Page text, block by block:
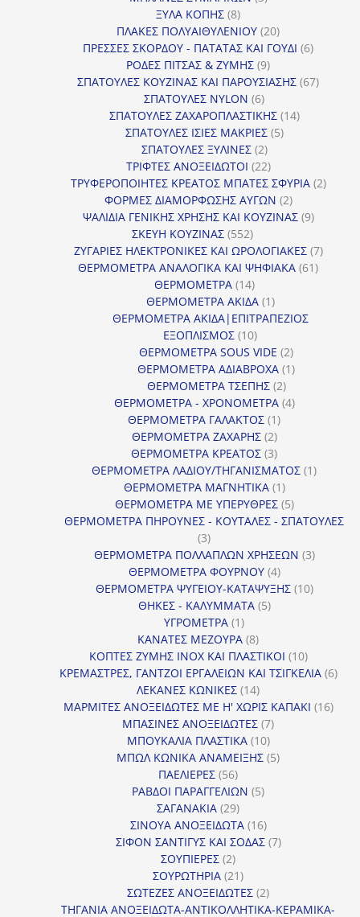
ΞΥΛΑ ΚΟΠΗΣ 88
προϊόντα
ΠΛΑΚΕΣ ΠΟΛΥΑΙΘΥΛΕΝΙΟΥ 2020
προϊόντα
ΠΡΕΣΣΕΣ ΣΚΟΡΔΟΥ - ΠΑΤΑΤΑΣ ΚΑΙ ΓΟΥΔΙ 66
ΡΟΔΕΣ ΠΙΤΣΑΣ & ΖΥΜΗΣ 99
προϊόντα
ΣΠΑΤΟΥΛΕΣ ΚΟΥΖΙΝΑΣ ΚΑΙ ΠΑΡΟΥΣΙΑΣΗΣ 6767
ΣΠΑΤΟΥΛΕΣ NYLON 66
προϊόντα
ΣΠΑΤΟΥΛΕΣ ΖΑΧΑΡΟΠΛΑΣΤΙΚΗΣ 1414
ΣΠΑΤΟΥΛΕΣ ΙΣΙΕΣ ΜΑΚΡΙΕΣ 55
ΣΠΑΤΟΥΛΕΣ ΞΥΛΙΝΕΣ 22
προϊόντα
ΤΡΙΦΤΕΣ ΑΝΟΞΕΙΔΩΤΟΙ 2222
προϊόντα
ΤΡΥΦΕΡΟΠΟΙΗΤΕΣ ΚΡΕΑΤΟΣ ΜΠΑΤΕΣ ΣΦΥΡΙΑ 22
ΦΟΡΜΕΣ ΔΙΑΜΟΡΦΩΣΗΣ ΑΥΓΩΝ 22
προϊόντα
ΨΑΛΙΔΙΑ ΓΕΝΙΚΗΣ ΧΡΗΣΗΣ ΚΑΙ ΚΟΥΖΙΝΑΣ 99
ΣΚΕΥΗ ΚΟΥΖΙΝΑΣ 552552
προϊόντα
ΖΥΓΑΡΙΕΣ ΗΛΕΚΤΡΟΝΙΚΕΣ ΚΑΙ ΩΡΟΛΟΓΙΑΚΕΣ 77
ΘΕΡΜΟΜΕΤΡΑ ΑΝΑΛΟΓΙΚΑ ΚΑΙ ΨΗΦΙΑΚΑ 6161
ΘΕΡΜΟΜΕΤΡΑ 1414
προϊόντα
ΘΕΡΜΟΜΕΤΡΑ ΑΚΙΔΑ 11
προϊόν
ΘΕΡΜΟΜΕΤΡΑ ΑΚΙΔΑ|ΕΠΙΤΡΑΠΕΖΙΟΣ
ΕΞΟΠΛΙΣΜΟΣ 1010
προϊόντα
ΘΕΡΜΟΜΕΤΡΑ SOUS VIDE 22
προϊόντα
ΘΕΡΜΟΜΕΤΡΑ ΑΔΙΑΒΡΟΧΑ 11
ΘΕΡΜΟΜΕΤΡΑ ΤΣΕΠΗΣ 22
προϊόντα
ΘΕΡΜΟΜΕΤΡΑ - ΧΡΟΝΟΜΕΤΡΑ 44
ΘΕΡΜΟΜΕΤΡΑ ΓΑΛΑΚΤΟΣ 11
προϊόν
ΘΕΡΜΟΜΕΤΡΑ ΖΑΧΑΡΗΣ 22
προϊόντα
ΘΕΡΜΟΜΕΤΡΑ ΚΡΕΑΤΟΣ 33
προϊόντα
ΘΕΡΜΟΜΕΤΡΑ ΛΑΔΙΟΥ/ΤΗΓΑΝΙΣΜΑΤΟΣ 11
ΘΕΡΜΟΜΕΤΡΑ ΜΑΓΝΗΤΙΚΑ 11
προϊόν
ΘΕΡΜΟΜΕΤΡΑ ΜΕ ΥΠΕΡΥΘΡΕΣ 55
προϊόντα
ΘΕΡΜΟΜΕΤΡΑ ΠΗΡΟΥΝΕΣ - ΚΟΥΤΑΛΕΣ - ΣΠΑΤΟΥΛΕΣ
33
προϊόντα
ΘΕΡΜΟΜΕΤΡΑ ΠΟΛΛΑΠΛΩΝ ΧΡΗΣΕΩΝ 33
ΘΕΡΜΟΜΕΤΡΑ ΦΟΥΡΝΟΥ 44
προϊόντα
ΘΕΡΜΟΜΕΤΡΑ ΨΥΓΕΙΟΥ-ΚΑΤΑΨΥΞΗΣ 1010
ΘΗΚΕΣ - ΚΑΛΥΜΜΑΤΑ 55
ΥΓΡΟΜΕΤΡΑ 11
προϊόν
ΚΑΝΑΤΕΣ ΜΕΖΟΥΡΑ 88
προϊόντα
ΚΟΠΤΕΣ ΖΥΜΗΣ INOX ΚΑΙ ΠΛΑΣΤΙΚΟΙ 1010
προϊόντα
ΚΡΕΜΑΣΤΡΕΣ, ΓΑΝΤΖΟΙ ΕΡΓΑΛΕΙΩΝ ΚΑΙ ΤΣΙΓΚΕΛΙΑ 66
ΛΕΚΑΝΕΣ ΚΩΝΙΚΕΣ 1414
προϊόντα
ΜΑΡΜΙΤΕΣ ΑΝΟΞΕΙΔΩΤΕΣ ΜΕ Η' ΧΩΡΙΣ ΚΑΠΑΚΙ 1616
ΜΠΑΣΙΝΕΣ ΑΝΟΞΕΙΔΩΤΕΣ 77
ΜΠΟΥΚΑΛΙΑ ΠΛΑΣΤΙΚΑ 1010
προϊόντα
ΜΠΩΛ ΚΩΝΙΚΑ ΑΝΑΜΕΙΞΗΣ 55
ΠΑΕΛΙΕΡΕΣ 5656
προϊόντα
ΡΑΒΔΟΙ ΠΑΡΑΓΓΕΛΙΩΝ 55
ΣΑΓΑΝΑΚΙΑ 2929
προϊόντα
ΣΙΝΟΥΑ ΑΝΟΞΕΙΔΩΤΑ 1616
προϊόντα
ΣΙΦΟΝ ΣΑΝΤΙΓΥΣ ΚΑΙ ΣΟΔΑΣ 77
ΣΟΥΠΙΕΡΕΣ 22
προϊόντα
ΣΟΥΡΩΤΗΡΙΑ 2121
προϊόντα
ΣΩΤΕΖΕΣ ΑΝΟΞΕΙΔΩΤΕΣ 22
προϊόντα
ΤΗΓΑΝΙΑ ΑΝΟΞΕΙΔΩΤΑ-ΑΝΤΙΚΟΛΛΗΤΙΚΑ-ΚΕΡΑΜΙΚΑ-